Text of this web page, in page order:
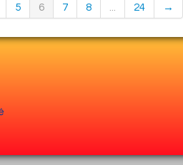
5 6 7 8 ... 24 →